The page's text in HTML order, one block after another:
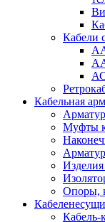
Кабели
Кабельная
Муфты
Опоры,
Кабель-